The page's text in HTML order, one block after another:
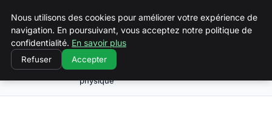
Squeakyswing.com
Câlins : les bienfaits sur notre santé mentale et
physique
Nous utilisons des cookies pour améliorer votre expérience de
navigation. En poursuivant, vous acceptez notre politique de
confidentialité. En savoir plus
Refuser Accepter